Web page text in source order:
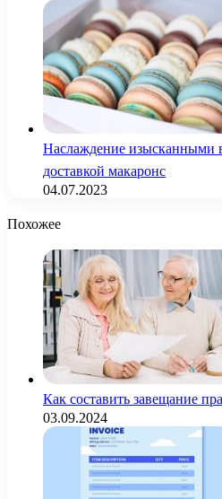
Наслаждение изысканными
доставкой макаронс
04.07.2023
Похожее
Как составить завещание
03.09.2024